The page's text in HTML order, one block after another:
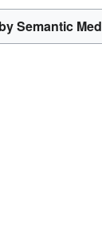
Semantic